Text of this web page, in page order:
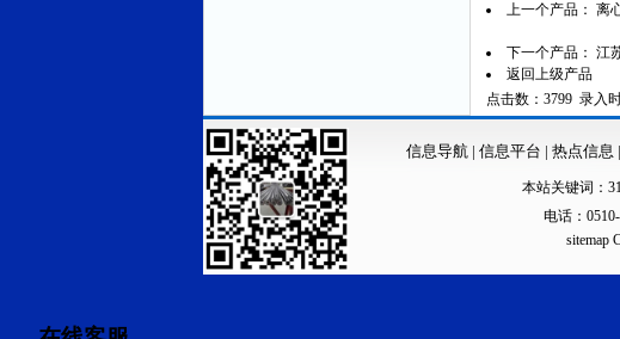
上一个产品： 离
下一个产品： 江
返回上级产品
点击数：3799 录入
信息导航| 信息平台 | 热点信息 |
本站关键词：
电话：
sitemap